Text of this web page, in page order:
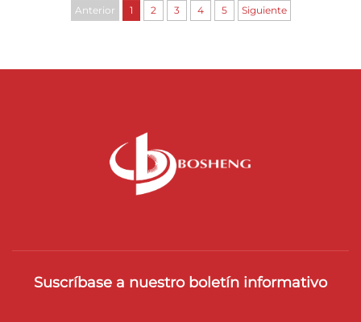
Anterior 1 2 3 4 5 Siguiente
Suscríbase a nuestro boletín informativo